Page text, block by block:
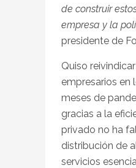
de construir
empresa y la
presidente de
Quiso
empresarios en
meses de
gracias a la
privado no ha
distribución de
servicios